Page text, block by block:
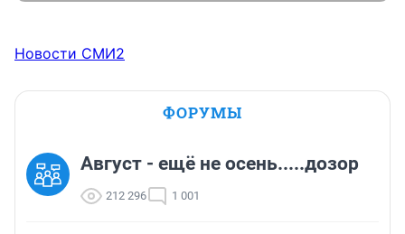
Новости СМИ2
ФОРУМЫ
Август - ещё не осень.....дозор
212 296 1 001